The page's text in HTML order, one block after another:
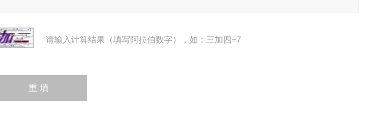
请输入计算结果（填写阿拉伯数字），如：三加四=7